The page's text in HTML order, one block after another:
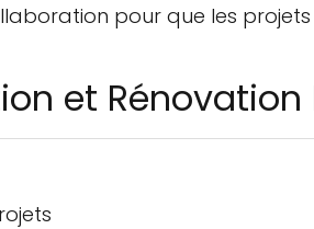
pour que les
et Rénovation